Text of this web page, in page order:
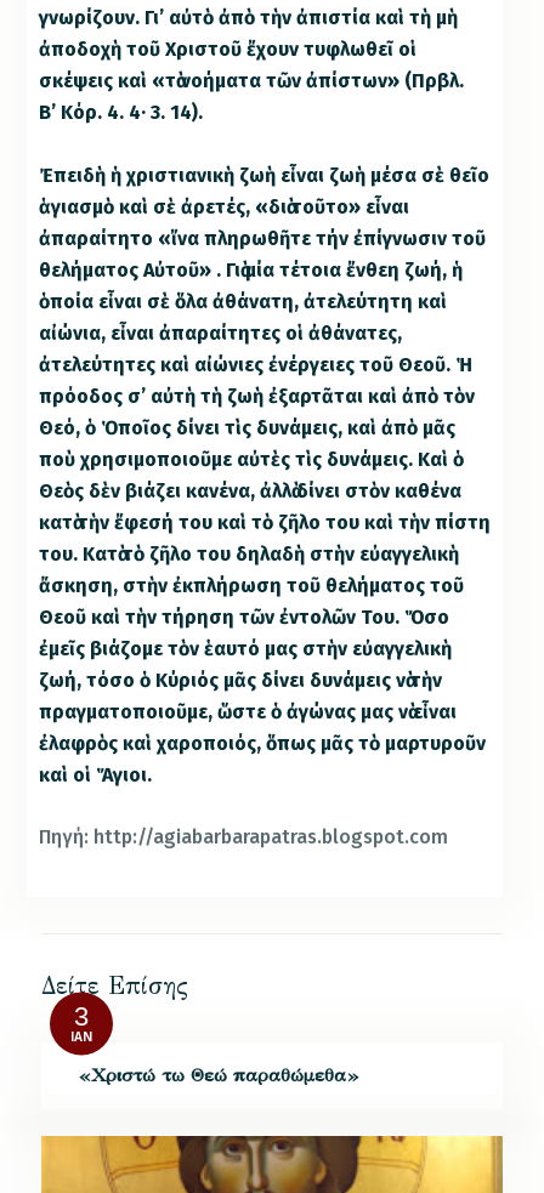
γνωρίζουν. Γι’ αὐτὸ ἀπὸ τὴν ἀπιστία καὶ τὴ μὴ
ἀποδοχὴ τοῦ Χριστοῦ ἔχουν τυφλωθεῖ οἱ
σκέψεις καὶ «τὰ νοήματα τῶν ἀπίστων» (Πρβλ.
Β’ Κόρ. 4. 4· 3. 14).
Ἐπειδὴ ἡ χριστιανικὴ ζωὴ εἶναι ζωὴ μέσα σὲ θεῖο
ἁγιασμὸ καὶ σὲ ἀρετές, «διὰ τοῦτο» εἶναι
ἀπαραίτητο «ἴνα πληρωθῆτε τήν ἐπίγνωσιν τοῦ
θελήματος Αὐτοῦ» . Γιὰ μία τέτοια ἔνθεη ζωή, ἡ
ὁποία εἶναι σὲ ὅλα ἀθάνατη, ἀτελεύτητη καὶ
αἰώνια, εἶναι ἀπαραίτητες οἱ ἀθάνατες,
ἀτελεύτητες καὶ αἰώνιες ἐνέργειες τοῦ Θεοῦ. Ἡ
πρόοδος σ’ αὐτὴ τὴ ζωὴ ἐξαρτᾶται καὶ ἀπὸ τὸν
Θεό, ὁ Ὁποῖος δίνει τὶς δυνάμεις, καὶ ἀπὸ μᾶς
ποὺ χρησιμοποιοῦμε αὐτὲς τὶς δυνάμεις. Καὶ ὁ
Θεὸς δὲν βιάζει κανένα, ἀλλὰ δίνει στὸν καθένα
κατὰ τὴν ἔφεσή του καὶ τὸ ζῆλο του καὶ τὴν πίστη
του. Κατὰ τὸ ζῆλο του δηλαδὴ στὴν εὐαγγελικὴ
ἄσκηση, στὴν ἐκπλήρωση τοῦ θελήματος τοῦ
Θεοῦ καὶ τὴν τήρηση τῶν ἐντολῶν Του. Ὅσο
ἐμεῖς βιάζομε τὸν ἑαυτό μας στὴν εὐαγγελικὴ
ζωή, τόσο ὁ Κύριός μᾶς δίνει δυνάμεις νὰ τὴν
πραγματοποιοῦμε, ὥστε ὁ ἀγώνας μας νὰ εἶναι
ἐλαφρὸς καὶ χαροποιός, ὅπως μᾶς τὸ μαρτυροῦν
καὶ οἱ Ἅγιοι.
Πηγή: http://agiabarbarapatras.blogspot.com
Δείτε Επίσης
3
ΙΑΝ
«Χριστώ τω Θεώ παραθώμεθα»